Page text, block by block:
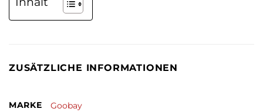
ZUSÄTZLICHE INFORMATIONEN
MARKE Goobay